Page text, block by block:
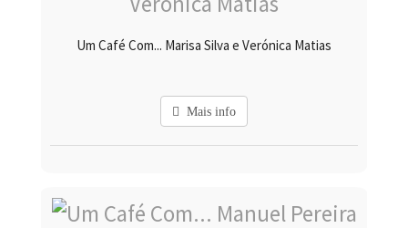
Um Café Com... Marisa Silva e Verónica Matias
Mais info